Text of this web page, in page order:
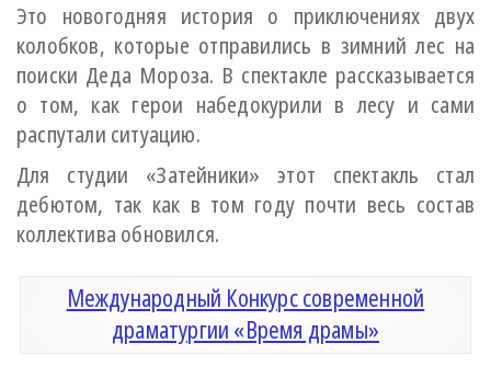
Это новогодняя история о приключениях двух
колобков, которые отправились в зимний лес на
поиски Деда Мороза. В спектакле рассказывается
о том, как герои набедокурили в лесу и сами
распутали ситуацию.
Для студии «Затейники» этот спектакль стал
дебютом, так как в том году почти весь состав
коллектива обновился.
Международный Конкурс современной
драматургии «Время драмы»